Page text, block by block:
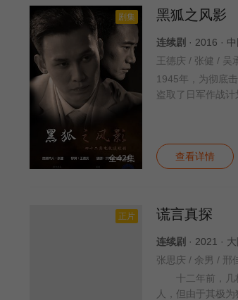
剧集
全42集
黑狐之风影
连续剧 · 2016 ·
王德庆 / 张健 / 吴
1945年，为彻底
盗取了日军作战计
查看详情
正片 谎言真探
连续剧 · 2021 ·
张思庆 / 余男 / 邢
十二年前，几桩
人，但由于其极